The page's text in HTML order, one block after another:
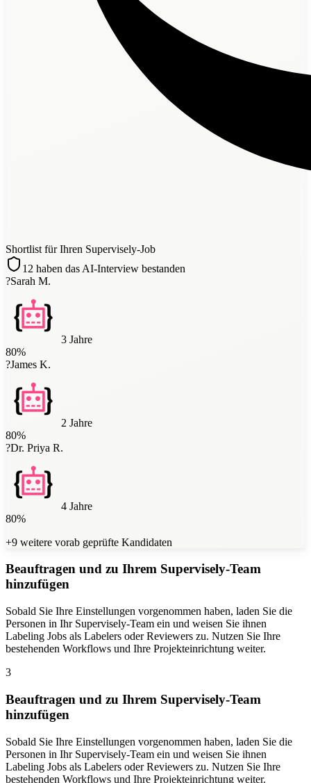
Shortlist für Ihren Supervisely-Job
12 haben das AI-Interview bestanden
?Sarah M.
3 Jahre
80%
?James K.
2 Jahre
80%
?Dr. Priya R.
4 Jahre
80%
+9 weitere vorab geprüfte Kandidaten
Beauftragen und zu Ihrem Supervisely-Team
hinzufügen
Sobald Sie Ihre Einstellungen vorgenommen haben, laden Sie die
Personen in Ihr Supervisely-Team ein und weisen Sie ihnen
Labeling Jobs als Labelers oder Reviewers zu. Nutzen Sie Ihre
bestehenden Workflows und Ihre Projekteinrichtung weiter.
3
Beauftragen und zu Ihrem Supervisely-Team
hinzufügen
Sobald Sie Ihre Einstellungen vorgenommen haben, laden Sie die
Personen in Ihr Supervisely-Team ein und weisen Sie ihnen
Labeling Jobs als Labelers oder Reviewers zu. Nutzen Sie Ihre
bestehenden Workflows und Ihre Projekteinrichtung weiter.